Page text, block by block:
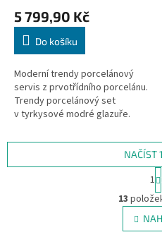
5 799,90 Kč
Do košíku
Moderní trendy porcelánový
servis z prvotřídního porcelánu.
Trendy porcelánový set
v tyrkysové modré glazuře.
zákusky. Skvělá volba pro...
O
l
NAČÍST
S
t
r
k
1
13